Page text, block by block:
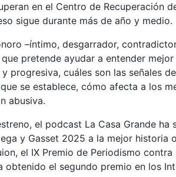
en el Centro de Recuperación
sigue durante más de año y medio.
–íntimo, desgarrador,
pretende ayudar a entender
progresiva, cuáles son las señales
se establece, cómo afecta a los
abusiva.
el podcast La Casa Grande
y Gasset 2025 a la mejor historia
el IX Premio de Periodismo
obtenido el segundo premio en los